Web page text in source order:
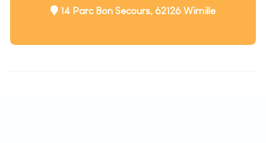
14 Parc Bon Secours, 62126 Wimille